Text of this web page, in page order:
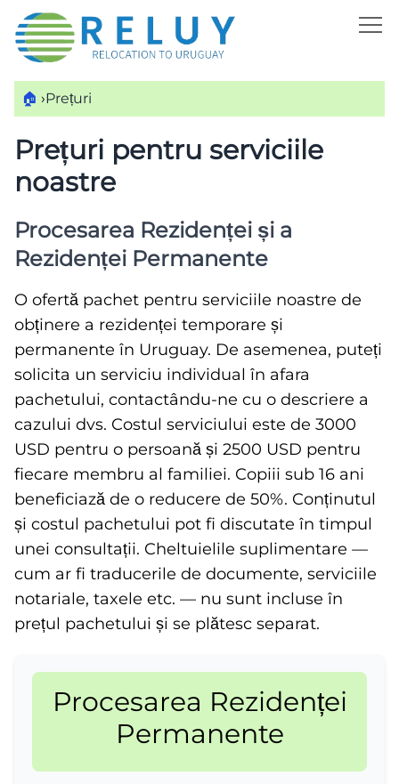
🏠 ›Prețuri
Prețuri pentru serviciile
noastre
Procesarea Rezidenței și a
Rezidenței Permanente
O ofertă pachet pentru serviciile noastre de
obținere a rezidenței temporare și
permanente în Uruguay. De asemenea, puteți
solicita un serviciu individual în afara
pachetului, contactându-ne cu o descriere a
cazului dvs. Costul serviciului este de 3000
USD pentru o persoană și 2500 USD pentru
fiecare membru al familiei. Copiii sub 16 ani
beneficiază de o reducere de 50%. Conținutul
și costul pachetului pot fi discutate în timpul
unei consultații. Cheltuielile suplimentare —
cum ar fi traducerile de documente, serviciile
notariale, taxele etc. — nu sunt incluse în
prețul pachetului și se plătesc separat.
Procesarea Rezidenței
Permanente